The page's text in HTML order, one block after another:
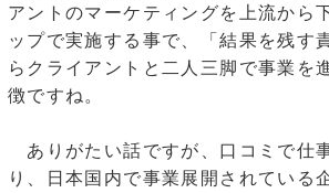
アントのマーケティングを上流から
ップで実施する事で、「結果を残す
らクライアントと二人三脚で事業を
徴ですね。
ありがたい話ですが、口コミで仕
り、日本国内で事業展開されている